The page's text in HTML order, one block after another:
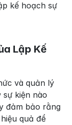
kế hoạch sự
Lập Kế
và quản lý
kiện nào
đảm bảo rằng
quả để